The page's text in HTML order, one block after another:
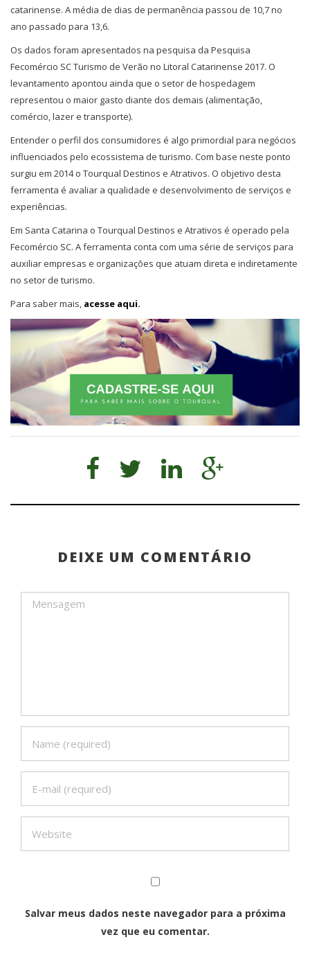
catarinense. A média de dias de permanência passou de 10,7 no
ano passado para 13,6.
Os dados foram apresentados na pesquisa da Pesquisa
Fecomércio SC Turismo de Verão no Litoral Catarinense 2017. O
levantamento apontou ainda que o setor de hospedagem
representou o maior gasto diante dos demais (alimentação,
comércio, lazer e transporte).
Entender o perfil dos consumidores é algo primordial para negócios
influenciados pelo ecossistema de turismo. Com base neste ponto
surgiu em 2014 o Tourqual Destinos e Atrativos. O objetivo desta
ferramenta é avaliar a qualidade e desenvolvimento de serviços e
experiências.
Em Santa Catarina o Tourqual Destinos e Atrativos é operado pela
Fecomércio SC. A ferramenta conta com uma série de serviços para
auxiliar empresas e organizações que atuam direta e indiretamente
no setor de turismo.
Para saber mais, acesse aqui.
DEIXE UM COMENTÁRIO
Salvar meus dados neste navegador para a próxima
vez que eu comentar.